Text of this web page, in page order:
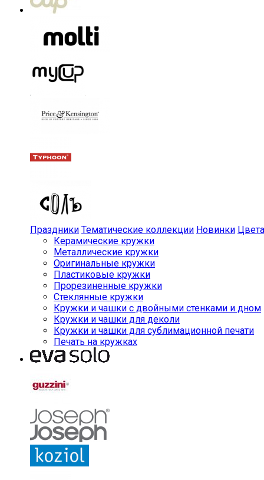
Праздники Тематические коллекции Новинки Цвета
Керамические кружки
Металлические кружки
Оригинальные кружки
Пластиковые кружки
Прорезиненные кружки
Стеклянные кружки
Кружки и чашки с двойными стенками и дном
Кружки и чашки для деколи
Кружки и чашки для сублимационной печати
Печать на кружках